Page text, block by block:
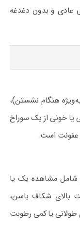
عادی و بدون دغدغه
هنگام نشستن)،
خونی از یک سوراخ
عفونت است.
شامل مشاهده یک یا
بالای شکاف باسن،
یا کمی رطوبت